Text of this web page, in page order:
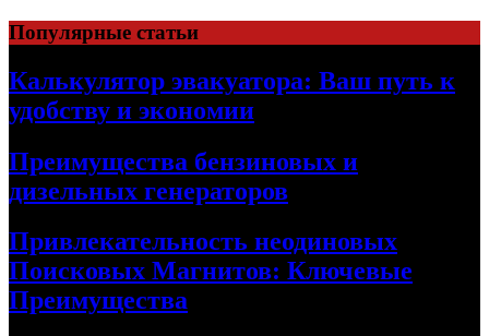
Skip
to
content
Популярные статьи
Калькулятор эвакуатора: Ваш путь к
удобству и экономии
Преимущества бензиновых и
дизельных генераторов
Привлекательность неодиновых
Поисковых Магнитов: Ключевые
Преимущества